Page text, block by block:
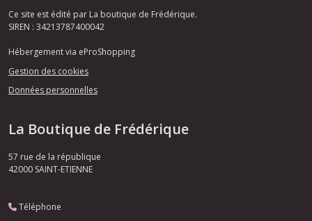
Ce site est édité par La boutique de Frédérique.
SIREN : 34213787400042
Hébergement via eProShopping
Gestion des cookies
Données personnelles
La Boutique de Frédérique
57 rue de la république
42000 SAINT-ETIENNE
Téléphone